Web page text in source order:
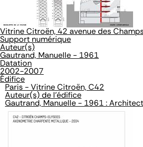
Vitrine Citroën, 42 avenue des
Support numérique
Auteur(s)
Gautrand, Manuelle - 1961
Datation
2002-2007
Édifice
Paris - Vitrine Citroën, C42
Auteur(s) de l'édifice
Gautrand, Manuelle - 1961 :